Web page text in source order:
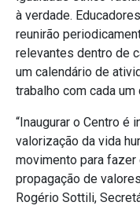
à verdade.
reunirão
relevantes dentro de
um calendário de
trabalho com cada
“Inaugurar o Centro é
valorização da vida
movimento para fazer
propagação de
Rogério Sottili,